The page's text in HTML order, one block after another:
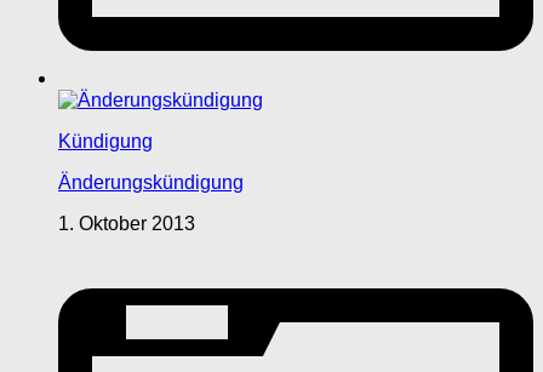
Kündigung
Änderungskündigung
1. Oktober 2013